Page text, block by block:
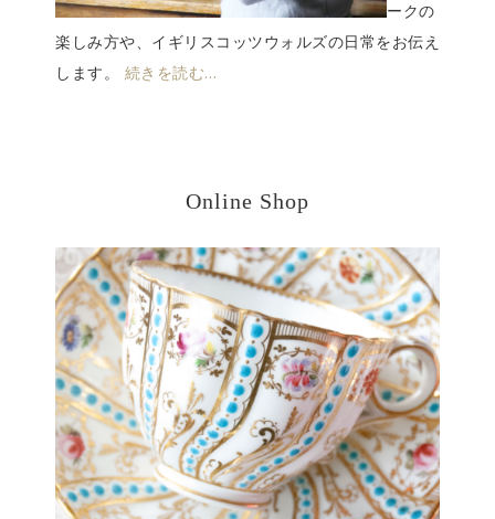
ークの
楽しみ方や、イギリスコッツウォルズの日常をお伝え
します。 続きを読む…
Online Shop